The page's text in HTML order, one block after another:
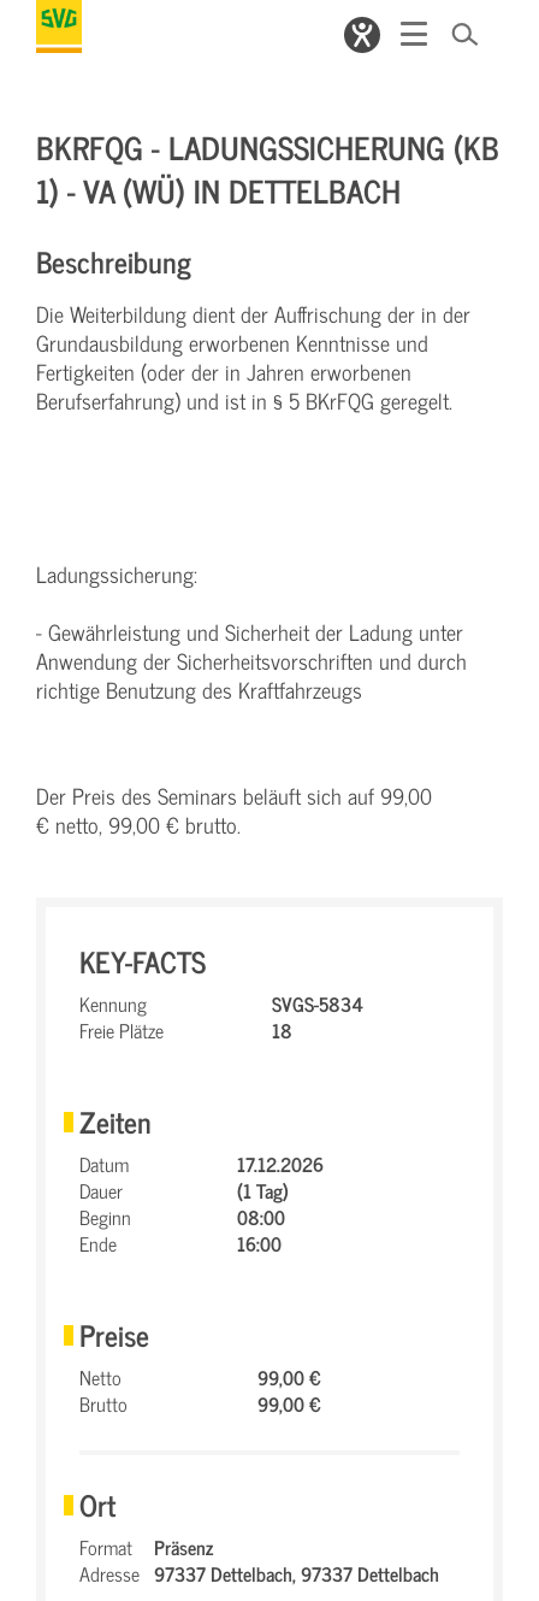
BKRFQG - LADUNGSSICHERUNG (KB
1) - VA (WÜ) IN DETTELBACH
Beschreibung
Die Weiterbildung dient der Auffrischung der in der
Grundausbildung erworbenen Kenntnisse und
Fertigkeiten (oder der in Jahren erworbenen
Berufserfahrung) und ist in § 5 BKrFQG geregelt.
Ladungssicherung:
- Gewährleistung und Sicherheit der Ladung unter
Anwendung der Sicherheitsvorschriften und durch
richtige Benutzung des Kraftfahrzeugs
Der Preis des Seminars beläuft sich auf 99,00
€ netto, 99,00 € brutto.
KEY-FACTS
Kennung
SVGS-5834
Freie Plätze
18
Zeiten
Datum
17.12.2026
Dauer
(1 Tag)
Beginn
08:00
Ende
16:00
Preise
Netto
99,00 €
Brutto
99,00 €
Ort
Format
Präsenz
Adresse 97337 Dettelbach,97337 Dettelbach